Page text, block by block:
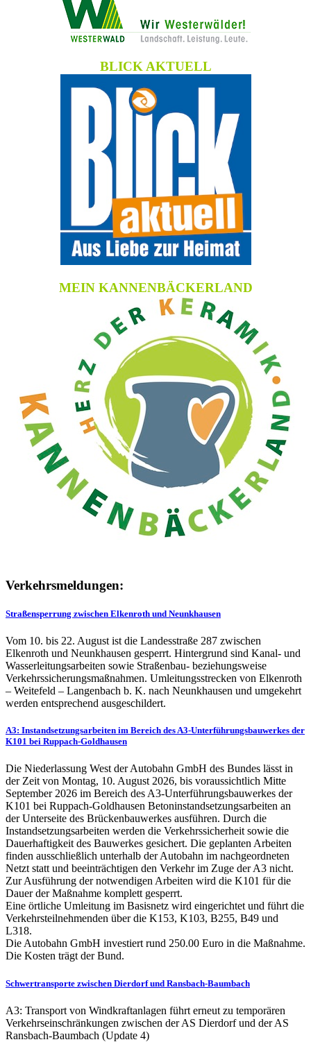
BLICK AKTUELL
MEIN KANNENBÄCKERLAND
Verkehrsmeldungen:
Straßensperrung zwischen Elkenroth und Neunkhausen
Vom 10. bis 22. August ist die Landesstraße 287 zwischen
Elkenroth und Neunkhausen gesperrt. Hintergrund sind Kanal- und
Wasserleitungsarbeiten sowie Straßenbau- beziehungsweise
Verkehrssicherungsmaßnahmen. Umleitungsstrecken von Elkenroth
– Weitefeld – Langenbach b. K. nach Neunkhausen und umgekehrt
werden entsprechend ausgeschildert.
A3: Instandsetzungsarbeiten im Bereich des A3-Unterführungsbauwerkes der
K101 bei Ruppach-Goldhausen
Die Niederlassung West der Autobahn GmbH des Bundes lässt in
der Zeit von Montag, 10. August 2026, bis voraussichtlich Mitte
September 2026 im Bereich des A3-Unterführungsbauwerkes der
K101 bei Ruppach-Goldhausen Betoninstandsetzungsarbeiten an
der Unterseite des Brückenbauwerkes ausführen. Durch die
Instandsetzungsarbeiten werden die Verkehrssicherheit sowie die
Dauerhaftigkeit des Bauwerkes gesichert. Die geplanten Arbeiten
finden ausschließlich unterhalb der Autobahn im nachgeordneten
Netzt statt und beeinträchtigen den Verkehr im Zuge der A3 nicht.
Zur Ausführung der notwendigen Arbeiten wird die K101 für die
Dauer der Maßnahme komplett gesperrt.
Eine örtliche Umleitung im Basisnetz wird eingerichtet und führt die
Verkehrsteilnehmenden über die K153, K103, B255, B49 und
L318.
Die Autobahn GmbH investiert rund 250.00 Euro in die Maßnahme.
Die Kosten trägt der Bund.
Schwertransporte zwischen Dierdorf und Ransbach-Baumbach
A3: Transport von Windkraftanlagen führt erneut zu temporären
Verkehrseinschränkungen zwischen der AS Dierdorf und der AS
Ransbach-Baumbach (Update 4)